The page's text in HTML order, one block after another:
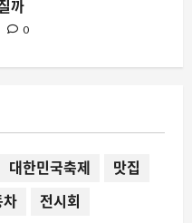
Cinema’가 주목받
게임 경험
는 성공공식 jpg가 자유게
0
대한민국축제
맛집
차 전시회